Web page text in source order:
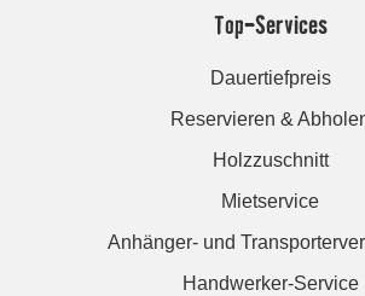
Top-Services
Dauertiefpreis
Reservieren &
Holzzuschnitt
Mietservice
Anhänger- und
Handwerker-Service